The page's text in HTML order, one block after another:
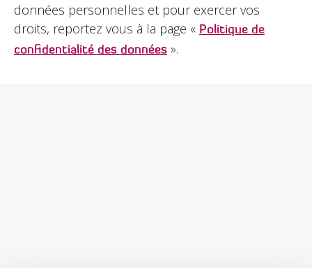
données personnelles et pour exercer vos
droits, reportez vous à la page « Politique de
confidentialité des données ».